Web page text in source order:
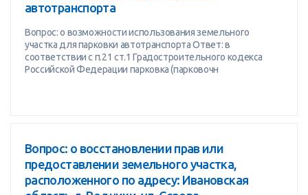
автотранспорта
Вопрос: о возможности использования земельного
участка для парковки автотранспорта Ответ: в
соответствии с п.21 ст.1 Градостроительного кодекса
Российской Федерации парковка (парковочн
Вопрос: о восстановлении прав или
предоставлении земельного участка,
расположенного по адресу: Ивановская